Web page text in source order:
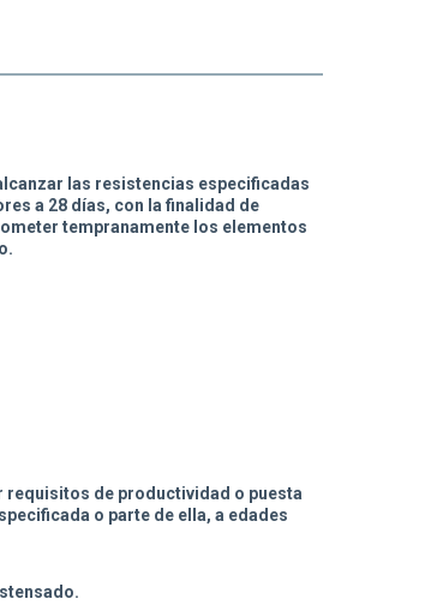
las resistencias especificadas
a 28 días, con la finalidad de
tempranamente los elementos
requisitos de productividad o puesta
o parte de ella, a edades